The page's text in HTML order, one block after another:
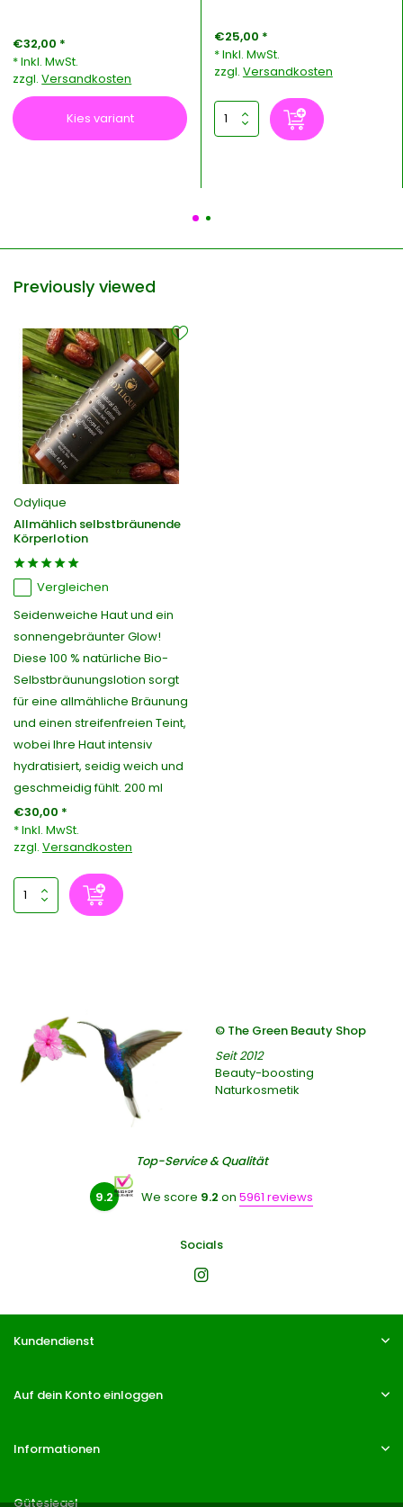
€32,00 *
* Inkl. MwSt.
zzgl.Versandkosten
Kies variant
€25,00 *
* Inkl. MwSt.
zzgl. Versandkosten
Previously viewed
Odylique
Allmählich selbstbräunende
Körperlotion
Vergleichen
Seidenweiche Haut und ein
sonnengebräunter Glow!
Diese 100 % natürliche Bio-
Selbstbräunungslotion sorgt
für eine allmähliche Bräunung
und einen streifenfreien Teint,
wobei Ihre Haut intensiv
hydratisiert, seidig weich und
geschmeidig fühlt. 200 ml
€30,00 *
* Inkl. MwSt.
zzgl. Versandkosten
© The Green Beauty Shop
Seit 2012
Beauty-boosting
Naturkosmetik
Top-Service & Qualität
9.2 We score 9.2 on 5961 reviews
Socials
Kundendienst
Auf dein Konto einloggen
Informationen
Gütesiegel